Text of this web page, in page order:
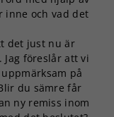
inne och vad det
det just nu är
föreslår att vi
på
du sämre får
ny remiss inom